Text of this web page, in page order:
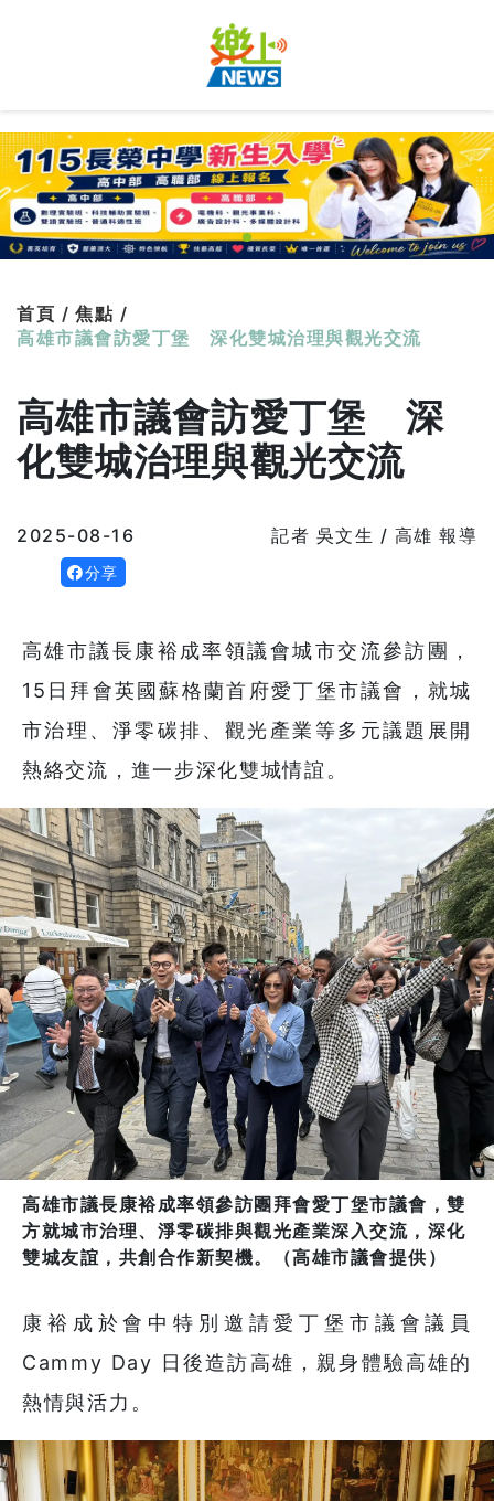
首頁 / 焦點 /
高雄市議會訪愛丁堡 深化雙城治理與觀光交流
高雄市議會訪愛丁堡 深
化雙城治理與觀光交流
2025-08-16 記者 吳文生 / 高雄 報導
分享
高雄市議長康裕成率領議會城市交流參訪團，
15日拜會英國蘇格蘭首府愛丁堡市議會，就城
市治理、淨零碳排、觀光產業等多元議題展開
熱絡交流，進一步深化雙城情誼。
高雄市議長康裕成率領參訪團拜會愛丁堡市議會，雙
方就城市治理、淨零碳排與觀光產業深入交流，深化
雙城友誼，共創合作新契機。（高雄市議會提供）
康裕成於會中特別邀請愛丁堡市議會議員
Cammy Day 日後造訪高雄，親身體驗高雄的
熱情與活力。